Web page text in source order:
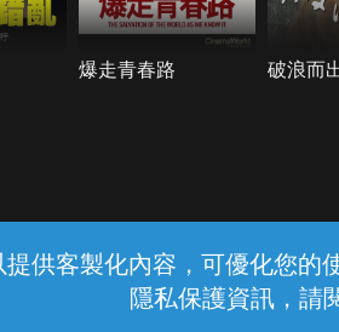
供客製化內容，可優化您
隱私保護資訊，請
爆走青春路 破浪而
中華電信股份有限